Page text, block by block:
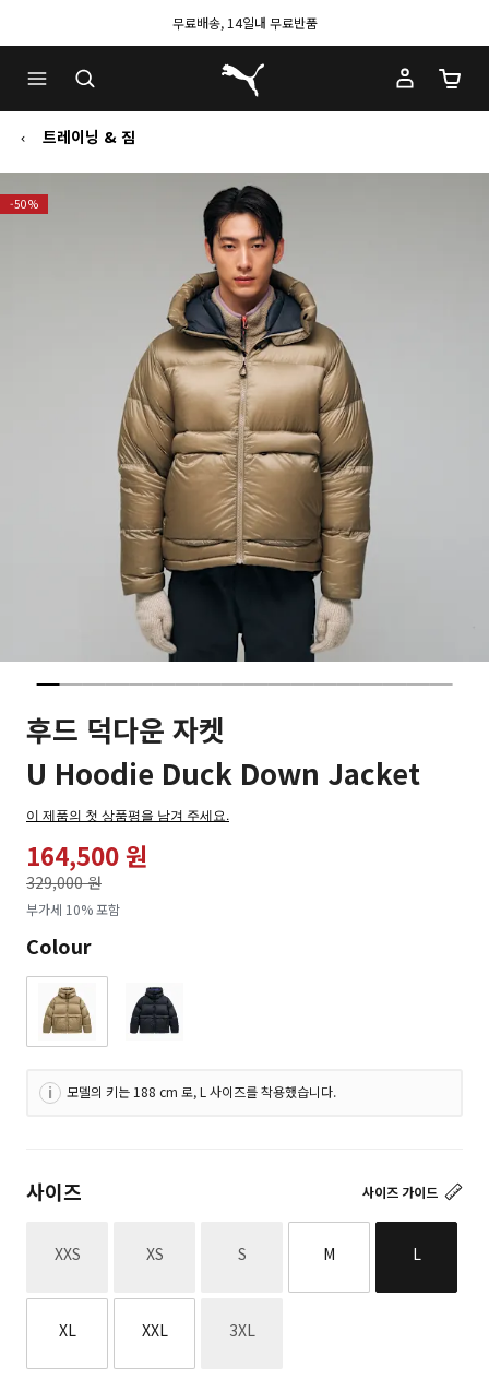
무료배송, 14일내 무료반품
푸마 홈
장바
트레이닝 & 짐
-50%
후드 덕다운 자켓
U Hoodie Duck Down Jacket
이 제품의 첫 상품평을 남겨 주세요.
164,500 원
329,000 원
로
부가세 10% 포함
Colour
모델의 키는 188 cm 로, L 사이즈를 착용했습니다.
사이즈 가이드
사이즈
XXS재고없음 XS재고없음 S재고없음 M L
XL XXL 3XL